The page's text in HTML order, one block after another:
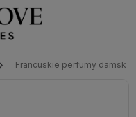
Francuskie perfumy damskie